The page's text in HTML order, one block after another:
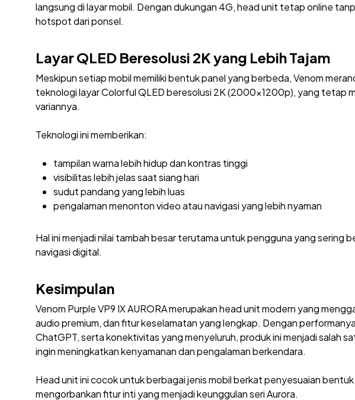
langsung di layar mobil. Dengan dukungan 4G, head unit tetap online
hotspot dari ponsel.
Layar QLED Beresolusi 2K yang Lebih Tajam
Meskipun setiap mobil memiliki bentuk panel yang berbeda, Venom
teknologi layar Colorful QLED beresolusi 2K (2000×1200p), yang tetap
variannya.
Teknologi ini memberikan:
tampilan warna lebih hidup dan kontras tinggi
visibilitas lebih jelas saat siang hari
sudut pandang yang lebih luas
pengalaman menonton video atau navigasi yang lebih nyaman
Hal ini menjadi nilai tambah besar terutama untuk pengguna yang sering
navigasi digital.
Kesimpulan
Venom Purple VP9 IX AURORA merupakan head unit modern yang
audio premium, dan fitur keselamatan yang lengkap. Dengan
ChatGPT, serta konektivitas yang menyeluruh, produk ini menjadi salah
ingin meningkatkan kenyamanan dan pengalaman berkendara.
Head unit ini cocok untuk berbagai jenis mobil berkat penyesuaian
mengorbankan fitur inti yang menjadi keunggulan seri Aurora.